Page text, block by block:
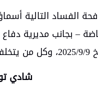
الفساد التالية
– بجانب مديرية
مستنكفاً.
شادي